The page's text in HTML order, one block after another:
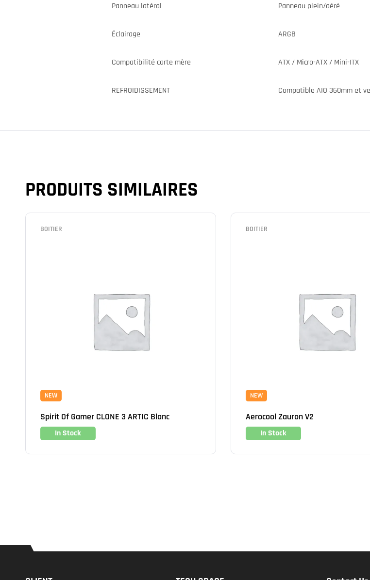
Panneau latéral Panneau plein/aéré
Éclairage ARGB
Compatibilité carte mère ATX / Micro-ATX / Mini-ITX
REFROIDISSEMENT Compatible AIO 360mm et
PRODUITS SIMILAIRES
BOITIER
NEW
Spirit Of Gamer CLONE 3 ARTIC Blanc
In Stock
BOITIER
NEW
Aerocool Zauron V2
In Stock